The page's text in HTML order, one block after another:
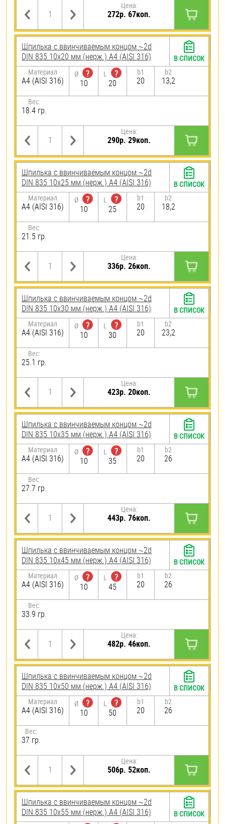
Цена:
272р. 67коп.
Шпилька c ввинчиваемым концом ~2d
DIN 835 10х20 мм (нерж.) A4 (AISI 316)
Материал
A4 (AISI 316)
Ø
?
10
L
?
20
b1
20
b2
13,2
Вес:
18.4 гр.
Цена:
290р. 29коп.
В СПИСОК
Шпилька c ввинчиваемым концом ~2d
DIN 835 10х25 мм (нерж.) A4 (AISI 316)
Материал
A4 (AISI 316)
Ø
?
10
L
?
25
b1
20
b2
18,2
Вес:
21.5 гр.
Цена:
336р. 26коп.
В СПИСОК
Шпилька c ввинчиваемым концом ~2d
DIN 835 10х30 мм (нерж.) A4 (AISI 316)
Материал
A4 (AISI 316)
Ø
?
10
L
?
30
b1
20
b2
23,2
Вес:
25.1 гр.
Цена:
423р. 20коп.
В СПИСОК
Шпилька c ввинчиваемым концом ~2d
DIN 835 10х35 мм (нерж.) A4 (AISI 316)
Материал
A4 (AISI 316)
Ø
?
10
L
?
35
b1
20
b2
26
Вес:
27.7 гр.
Цена:
443р. 76коп.
В СПИСОК
Шпилька c ввинчиваемым концом ~2d
DIN 835 10х45 мм (нерж.) A4 (AISI 316)
Материал
A4 (AISI 316)
Ø
?
10
L
?
45
b1
20
b2
26
Вес:
33.9 гр.
Цена:
482р. 46коп.
В СПИСОК
Шпилька c ввинчиваемым концом ~2d
DIN 835 10х50 мм (нерж.) A4 (AISI 316)
Материал
A4 (AISI 316)
Ø
?
10
L
?
50
b1
20
b2
26
Вес:
37 гр.
Цена:
506р. 52коп.
В СПИСОК
Шпилька c ввинчиваемым концом ~2d
DIN 835 10х55 мм (нерж.) A4 (AISI 316)
В СПИСОК